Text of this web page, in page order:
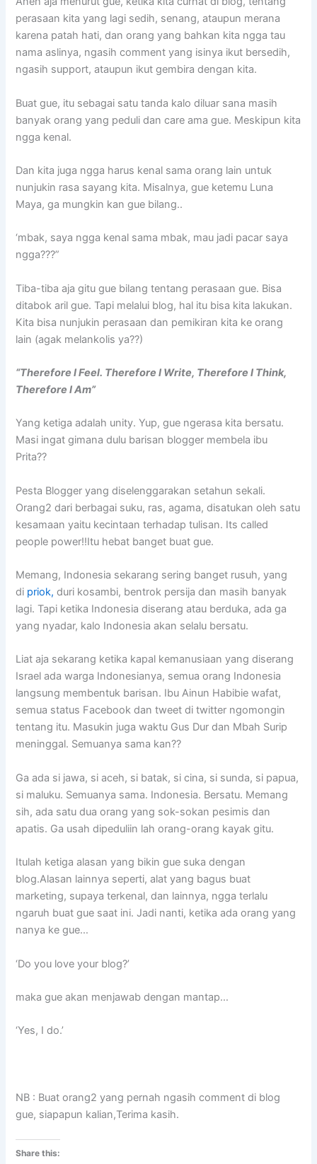
perasaan kita yang lagi sedih, senang, ataupun merana
karena patah hati, dan orang yang bahkan kita ngga tau
nama aslinya, ngasih comment yang isinya ikut bersedih,
ngasih support, ataupun ikut gembira dengan kita.
Buat gue, itu sebagai satu tanda kalo diluar sana masih
banyak orang yang peduli dan care ama gue. Meskipun kita
ngga kenal.
Dan kita juga ngga harus kenal sama orang lain untuk
nunjukin rasa sayang kita. Misalnya, gue ketemu Luna
Maya, ga mungkin kan gue bilang..
‘mbak, saya ngga kenal sama mbak, mau jadi pacar saya
ngga???”
Tiba-tiba aja gitu gue bilang tentang perasaan gue. Bisa
ditabok aril gue. Tapi melalui blog, hal itu bisa kita lakukan.
Kita bisa nunjukin perasaan dan pemikiran kita ke orang
lain (agak melankolis ya??)
“Therefore I Feel. Therefore I Write, Therefore I Think,
Therefore I Am”
Yang ketiga adalah unity. Yup, gue ngerasa kita bersatu.
Masi ingat gimana dulu barisan blogger membela ibu
Prita??
Pesta Blogger yang diselenggarakan setahun sekali.
Orang2 dari berbagai suku, ras, agama, disatukan oleh satu
kesamaan yaitu kecintaan terhadap tulisan. Its called
people power!!Itu hebat banget buat gue.
Memang, Indonesia sekarang sering banget rusuh, yang
di priok, duri kosambi, bentrok persija dan masih banyak
lagi. Tapi ketika Indonesia diserang atau berduka, ada ga
yang nyadar, kalo Indonesia akan selalu bersatu.
Liat aja sekarang ketika kapal kemanusiaan yang diserang
Israel ada warga Indonesianya, semua orang Indonesia
langsung membentuk barisan. Ibu Ainun Habibie wafat,
semua status Facebook dan tweet di twitter ngomongin
tentang itu. Masukin juga waktu Gus Dur dan Mbah Surip
meninggal. Semuanya sama kan??
Ga ada si jawa, si aceh, si batak, si cina, si sunda, si papua,
si maluku. Semuanya sama. Indonesia. Bersatu. Memang
sih, ada satu dua orang yang sok-sokan pesimis dan
apatis. Ga usah dipeduliin lah orang-orang kayak gitu.
Itulah ketiga alasan yang bikin gue suka dengan
blog.Alasan lainnya seperti, alat yang bagus buat
marketing, supaya terkenal, dan lainnya, ngga terlalu
ngaruh buat gue saat ini. Jadi nanti, ketika ada orang yang
nanya ke gue…
‘Do you love your blog?’
maka gue akan menjawab dengan mantap…
‘Yes, I do.’
NB : Buat orang2 yang pernah ngasih comment di blog
gue, siapapun kalian,Terima kasih.
Share this: